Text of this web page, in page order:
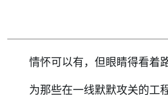
情怀可以有，但眼睛得看着路
为那些在一线默默攻关的工